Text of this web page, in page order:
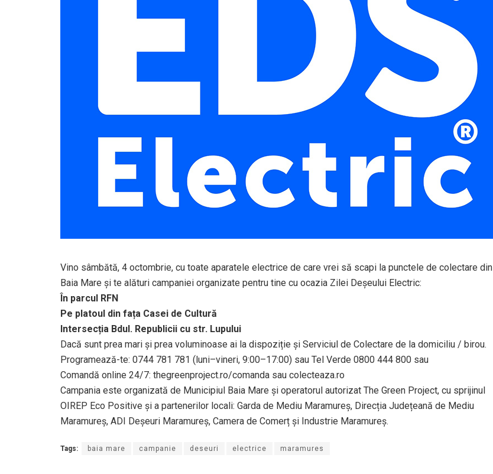
Vino sâmbătă, 4 octombrie, cu toate aparatele electrice de care vrei să scapi la punctele de colectare din
Baia Mare și te alături campaniei organizate pentru tine cu ocazia Zilei Deșeului Electric:
În parcul RFN
Pe platoul din fața Casei de Cultură
Intersecția Bdul. Republicii cu str. Lupului
Dacă sunt prea mari și prea voluminoase ai la dispoziție și Serviciul de Colectare de la domiciliu / birou.
Programează-te: 0744 781 781 (luni–vineri, 9:00–17:00) sau Tel Verde 0800 444 800 sau
Comandă online 24/7: thegreenproject.ro/comanda sau colecteaza.ro
Campania este organizată de Municipiul Baia Mare și operatorul autorizat The Green Project, cu sprijinul
OIREP Eco Positive și a partenerilor locali: Garda de Mediu Maramureș, Direcția Județeană de Mediu
Maramureș, ADI Deșeuri Maramureș, Camera de Comerț și Industrie Maramureș.
Tags: baia mare campanie deseuri electrice maramures